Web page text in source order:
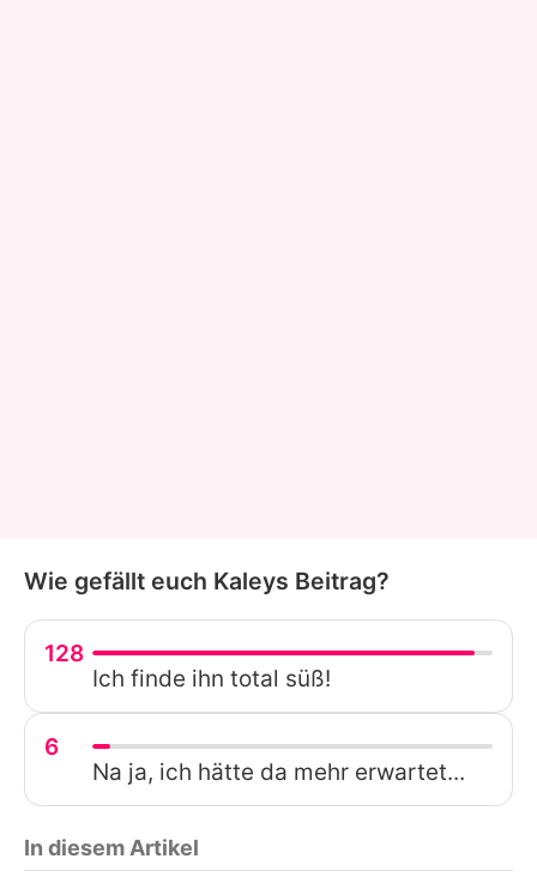
Wie gefällt euch Kaleys Beitrag?
128
Ich finde ihn total süß!
6
Na ja, ich hätte da mehr erwartet...
In diesem Artikel